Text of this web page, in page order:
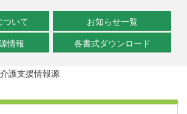
ついて お知らせ一覧
情報 各書式ダウンロード
護支援情報源